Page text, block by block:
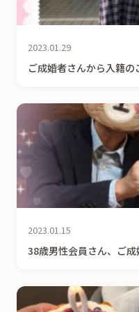
2023.01.29
ご成婚者さんから入籍の
2023.01.15
38歳男性会員さん、ご